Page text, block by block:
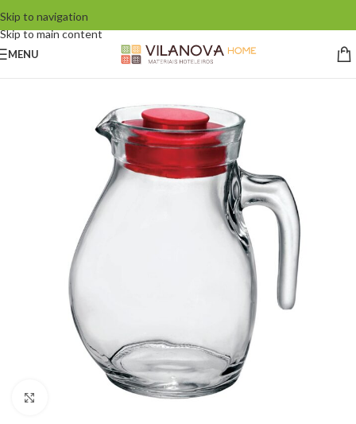
Skip to navigation
Skip to main content
MENU